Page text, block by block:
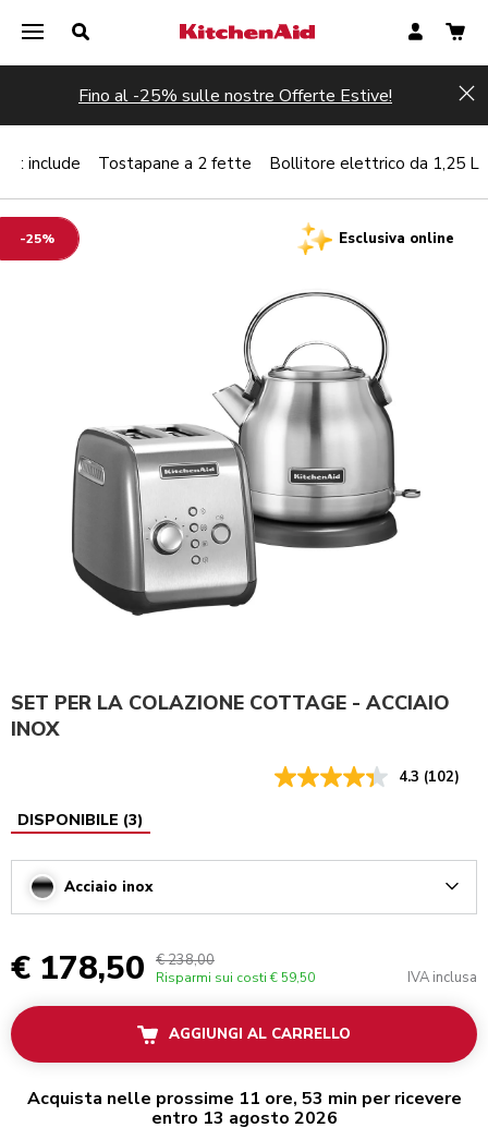
Fino al -25% sulle nostre Offerte Estive!
-25% Esclusiva online
SET PER LA COLAZIONE COTTAGE - ACCIAIO
INOX
4.3 (102)
DISPONIBILE (3)
Acciaio inox
€ 178,50 € 238,00
Risparmi sui costi € 59,50 IVA inclusa
AGGIUNGI AL CARRELLO
Acquista nelle prossime 11 ore, 53 min per ricevere
entro 13 agosto 2026
include Tostapane a 2 fette Bollitore elettrico da 1,25 L